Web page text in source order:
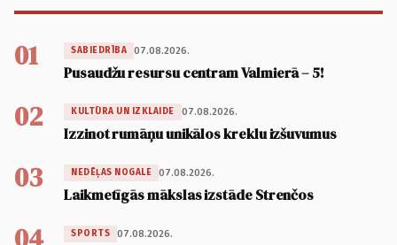
01 SABIEDRĪBA 07.08.2026.
Pusaudžu resursu centram Valmierā – 5!
02 KULTŪRA UN IZKLAIDE 07.08.2026.
Izzinot rumāņu unikālos kreklu izšuvumus
03 NEDĒĻAS NOGALE 07.08.2026.
Laikmetīgās mākslas izstāde Strenčos
SPORTS 07.08.2026.